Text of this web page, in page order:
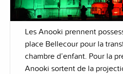
Les Anooki prennent
place Bellecour pour la
chambre d’enfant. Pour la
Anooki sortent de la